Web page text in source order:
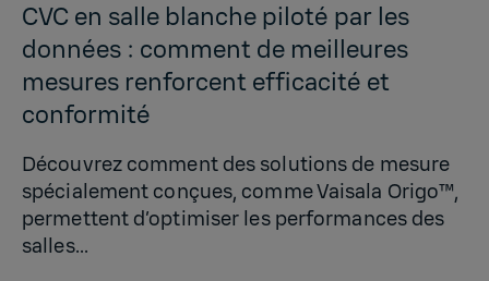
CVC en salle blanche piloté par les
données : comment de meilleures
mesures renforcent efficacité et
conformité
Découvrez comment des solutions de mesure
spécialement conçues, comme Vaisala Origo™,
permettent d’optimiser les performances des
salles...